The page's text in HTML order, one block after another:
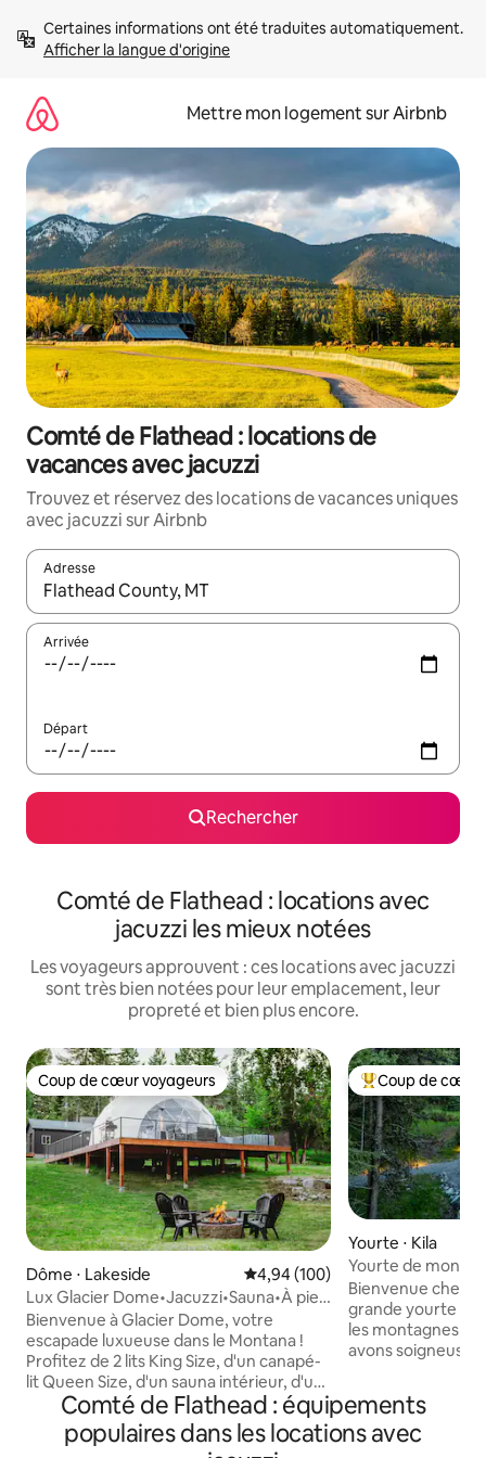
directement
Afficher la langue d'origine
Mettre mon logement sur Airbnb
Comté de Flathead : locations de
vacances avec jacuzzi
Trouvez et réservez des locations de vacances uniques
avec jacuzzi sur Airbnb
Adresse
Lorsque les résultats s'affichent, utilisez les flèches vers le
Arrivée
Départ
Rechercher
Comté de Flathead : locations avec
jacuzzi les mieux notées
Les voyageurs approuvent : ces locations avec jacuzzi
sont très bien notées pour leur emplacement, leur
propreté et bien plus encore.
Coup de cœur voyageurs
Coup de cœur voyageurs
Dôme ⋅ Lakeside Évaluation moyenne sur la
4,94 (100)
Lux Glacier Dome•Jacuzzi•Sauna•À pied
du lac Flathead
Bienvenue à Glacier Dome, votre
escapade luxueuse dans le Montana !
Profitez de 2 lits King Size, d'un canapé-
lit Queen Size, d'un sauna intérieur, d'un
jacuzzi, d'un feu de camp, d'un cornhole,
d'une télévision, d'une salle de bain
complète, d'une kitchenette, d'un lave-
Coups de cœur
Coup de cœur
Yourte ⋅ Kila
Yourte de
Park • Jacuzzi et
Bienvenue chez vous ! Il
grande yourte de
les montagnes,
avons
Montana. Vous aurez accès à des
équipements tels
une connexion
Comté de Flathead : équipements
populaires dans les locations avec